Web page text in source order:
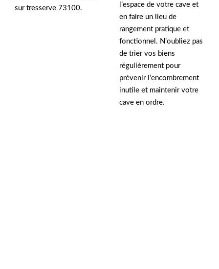
sur tresserve 73100.
l’espace de votre cave et
en faire un lieu de
rangement pratique et
fonctionnel. N’oubliez pas
de trier vos biens
régulièrement pour
prévenir l’encombrement
inutile et maintenir votre
cave en ordre.